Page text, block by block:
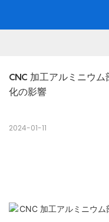
CNC 加工アルミニウ
化の影響
2024-01-11